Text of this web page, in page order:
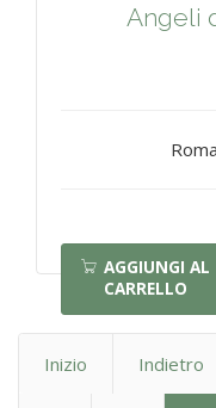
Angeli
AGGIUNGI AL
CARRELLO
Inizio Indietro